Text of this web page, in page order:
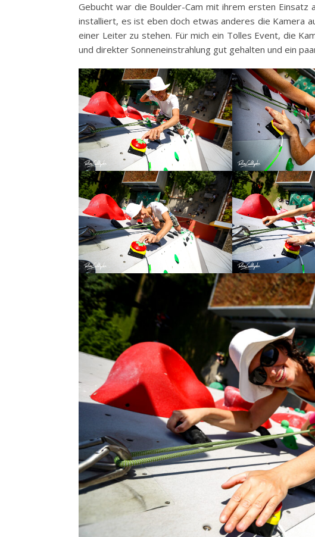
Gebucht war die Boulder-Cam mit ihrem ersten Einsatz
installiert, es ist eben doch etwas anderes die Kamera
einer Leiter zu stehen. Für mich ein Tolles Event, die
und direkter Sonneneinstrahlung gut gehalten und ein